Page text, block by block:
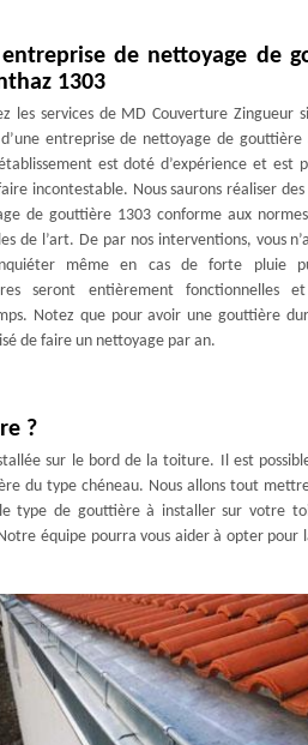
de nettoyage de
1303
les services de MD Couverture Zingueur
d’une entreprise de nettoyage de gouttière
est doté d’expérience et est
incontestable. Nous saurons réaliser
de gouttière 1303 conforme aux
de l’art. De par nos interventions, vous
même en cas de forte pluie
seront entièrement fonctionnelles
Notez que pour avoir une gouttière
de faire un nettoyage par an.
?
sur le bord de la toiture. Il est
du type chéneau. Nous allons tout
type de gouttière à installer sur votre
équipe pourra vous aider à opter pour